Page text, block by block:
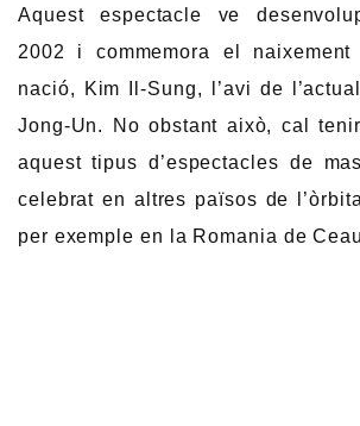
Aquest espectacle ve
2002 i commemora el
nació, Kim Il-Sung, l’avi de
Jong-Un. No obstant això, cal
aquest tipus d’espectacles de
celebrat en altres països de
per exemple en la Romania de